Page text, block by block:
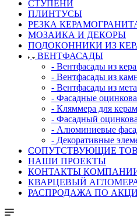
СТУПЕНИ
ПЛИНТУСЫ
РЕЗКА
МОЗАИКА И ДЕКОРЫ
ПОДОКОННИКИ ИЗ
ВЕНТФАСАДЫ
- Вентфасады из
- Вентфасады из
- Вентфасады из
- Фасадные
- Кляммера для
- Фасадный
- Алюминиевые
- Декоративные
СОПУТСТВУЮЩИЕ
НАШИ ПРОЕКТЫ
КОНТАКТЫ
КВАРЦЕВЫЙ
РАСПРОДАЖА ПО